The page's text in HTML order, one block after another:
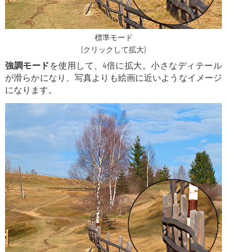
標準モード
(クリックして拡大)
強調モードを使用して、4倍に拡大。小さなディテール
が滑らかになり、写真よりも絵画に近いようなイメージ
になります。